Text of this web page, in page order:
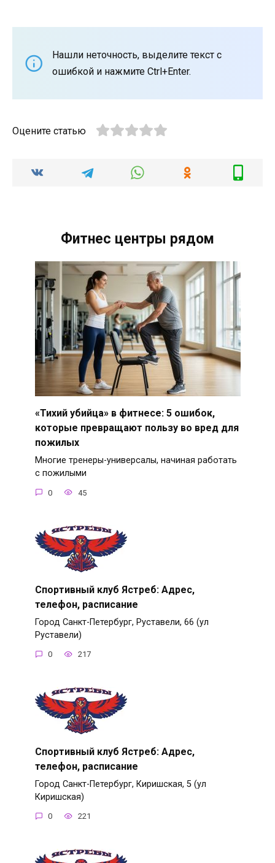
Нашли неточность, выделите текст с
ошибкой и нажмите Ctrl+Enter.
Оцените статью
Фитнес центры рядом
«Тихий убийца» в фитнесе: 5 ошибок,
которые превращают пользу во вред для
пожилых
Многие тренеры-универсалы, начиная работать
с пожилыми
0 45
Спортивный клуб Ястреб: Адрес,
телефон, расписание
Город Санкт-Петербург, Руставели, 66 (ул
Руставели)
0 217
Спортивный клуб Ястреб: Адрес,
телефон, расписание
Город Санкт-Петербург, Киришская, 5 (ул
Киришская)
0 221